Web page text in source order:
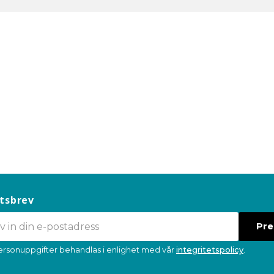
behandlas i enlighet med vårintegritetspolicy.